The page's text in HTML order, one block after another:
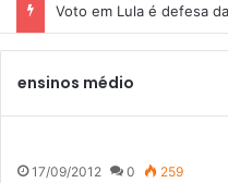
Voto em Lula é defesa
ensinos médio
17/09/2012 0 259